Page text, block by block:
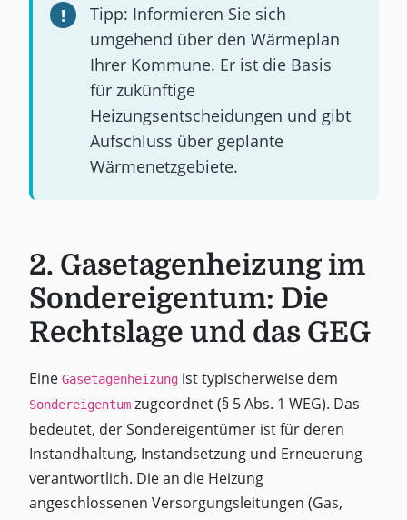
Tipp: Informieren Sie sich
umgehend über den Wärmeplan
Ihrer Kommune. Er ist die Basis
für zukünftige
Heizungsentscheidungen und gibt
Aufschluss über geplante
Wärmenetzgebiete.
2. Gasetagenheizung im
Sondereigentum: Die
Rechtslage und das GEG
Eine Gasetagenheizungist typischerweise dem
Sondereigentumzugeordnet (§ 5 Abs. 1 WEG). Das
bedeutet, der Sondereigentümer ist für deren
Instandhaltung, Instandsetzung und Erneuerung
verantwortlich. Die an die Heizung
angeschlossenen Versorgungsleitungen (Gas,